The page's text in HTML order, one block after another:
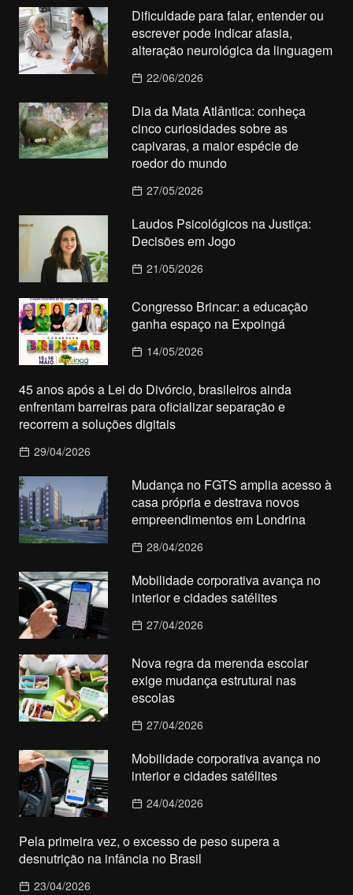
Dificuldade para falar, entender ou
escrever pode indicar afasia,
alteração neurológica da linguagem
22/06/2026
Dia da Mata Atlântica: conheça
cinco curiosidades sobre as
capivaras, a maior espécie de
roedor do mundo
27/05/2026
Laudos Psicológicos na Justiça:
Decisões em Jogo
21/05/2026
Congresso Brincar: a educação
ganha espaço na Expoingá
14/05/2026
45 anos após a Lei do Divórcio, brasileiros ainda
enfrentam barreiras para oficializar separação e
recorrem a soluções digitais
29/04/2026
Mudança no FGTS amplia acesso à
casa própria e destrava novos
empreendimentos em Londrina
28/04/2026
Mobilidade corporativa avança no
interior e cidades satélites
27/04/2026
Nova regra da merenda escolar
exige mudança estrutural nas
escolas
27/04/2026
Mobilidade corporativa avança no
interior e cidades satélites
24/04/2026
Pela primeira vez, o excesso de peso supera a
desnutrição na infância no Brasil
23/04/2026